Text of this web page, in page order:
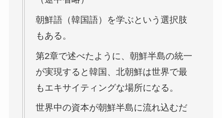
朝鮮語（韓国語）を学ぶという選択肢
もある。
第2章で述べたように、朝鮮半島の統一
が実現すると韓国、北朝鮮は世界で最
もエキサイティングな場所になる。
世界中の資本が朝鮮半島に流れ込むだ